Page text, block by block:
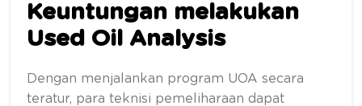
Keuntungan melakukan
Used Oil Analysis
Dengan menjalankan program UOA secara
teratur, para teknisi pemeliharaan dapat